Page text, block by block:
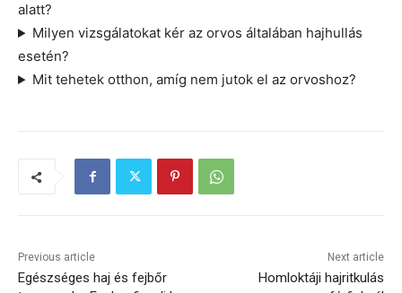
alatt?
Milyen vizsgálatokat kér az orvos általában hajhullás
esetén?
Mit tehetek otthon, amíg nem jutok el az orvoshoz?
Previous article
Egészséges haj és fejbőr
Next article
Homloktáji hajritkulás